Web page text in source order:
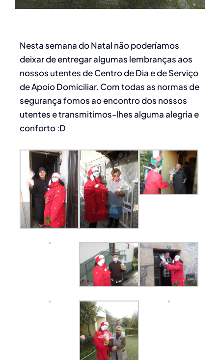
Nesta semana do Natal não poderíamos
deixar de entregar algumas lembranças aos
nossos utentes de Centro de Dia e de Serviço
de Apoio Domiciliar. Com todas as normas de
segurança fomos ao encontro dos nossos
utentes e transmitimos-lhes alguma alegria e
conforto :D